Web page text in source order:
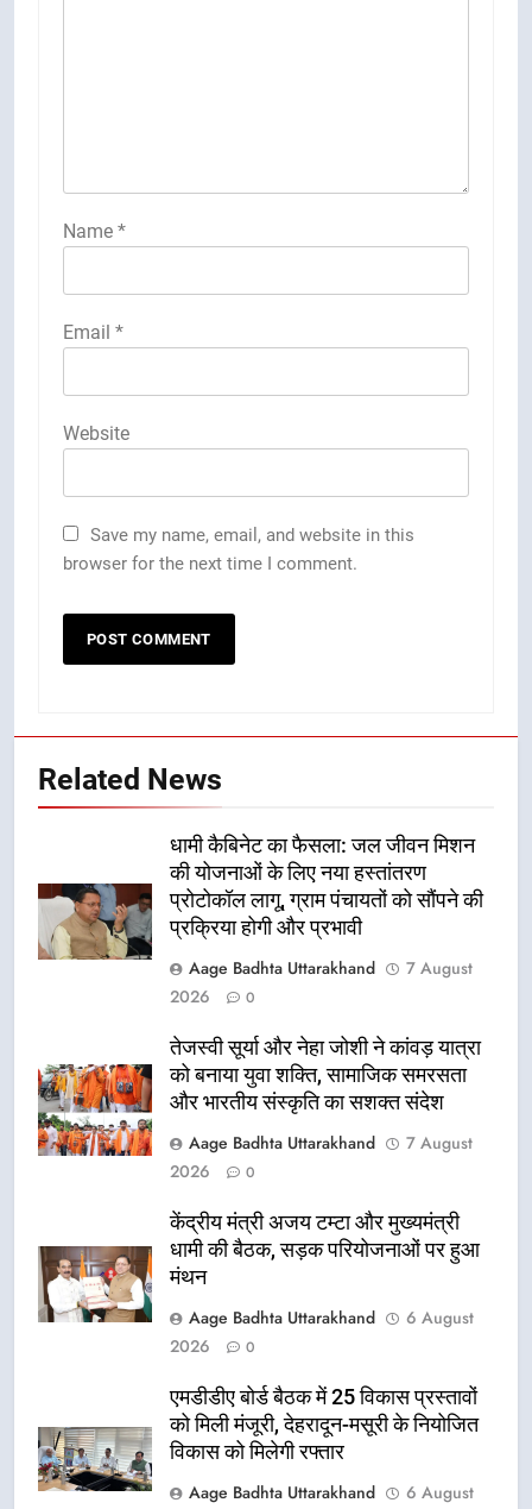
Name *
Email *
Website
Save my name, email, and website in this
browser for the next time I comment.
Related News
धामी कैबिनेट का फैसला: जल जीवन मिशन
की योजनाओं के लिए नया हस्तांतरण
प्रोटोकॉल लागू, ग्राम पंचायतों को सौंपने की
प्रक्रिया होगी और प्रभावी
Aage Badhta Uttarakhand
7 August
2026
0
तेजस्वी सूर्या और नेहा जोशी ने कांवड़ यात्रा
को बनाया युवा शक्ति, सामाजिक समरसता
और भारतीय संस्कृति का सशक्त संदेश
Aage Badhta Uttarakhand
7 August
2026
0
केंद्रीय मंत्री अजय टम्टा और मुख्यमंत्री
धामी की बैठक, सड़क परियोजनाओं पर हुआ
मंथन
Aage Badhta Uttarakhand
6 August
2026
0
एमडीडीए बोर्ड बैठक में 25 विकास प्रस्तावों
को मिली मंजूरी, देहरादून-मसूरी के नियोजित
विकास को मिलेगी रफ्तार
Aage Badhta Uttarakhand
6 August